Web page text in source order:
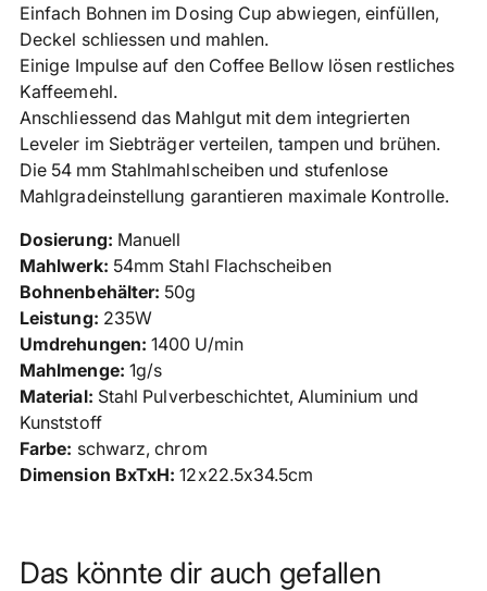
Einfach Bohnen im Dosing Cup abwiegen, einfüllen,
Deckel schliessen und mahlen.
Einige Impulse auf den Coffee Bellow lösen restliches
Kaffeemehl.
Anschliessend das Mahlgut mit dem integrierten
Leveler im Siebträger verteilen, tampen und brühen.
Die 54 mm Stahlmahlscheiben und stufenlose
Mahlgradeinstellung garantieren maximale Kontrolle.
Dosierung: Manuell
Mahlwerk: 54mm Stahl Flachscheiben
Bohnenbehälter: 50g
Leistung: 235W
Umdrehungen: 1400 U/min
Mahlmenge: 1g/s
Material: Stahl Pulverbeschichtet, Aluminium und
Kunststoff
Farbe: schwarz, chrom
Dimension BxTxH:12x22.5x34.5cm
Das könnte dir auch gefallen